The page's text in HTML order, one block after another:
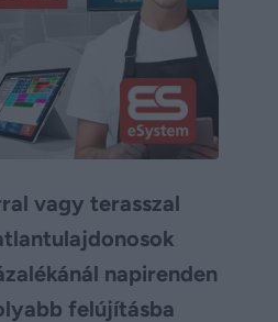
vagy terasszal
napirenden
felújításba